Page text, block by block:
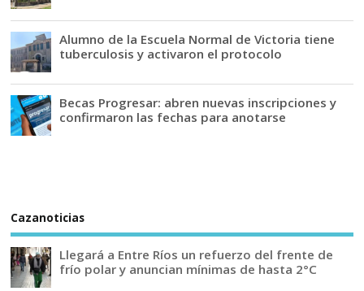
Alumno de la Escuela Normal de Victoria tiene
tuberculosis y activaron el protocolo
Becas Progresar: abren nuevas inscripciones y
confirmaron las fechas para anotarse
Cazanoticias
Llegará a Entre Ríos un refuerzo del frente de
frío polar y anuncian mínimas de hasta 2°C